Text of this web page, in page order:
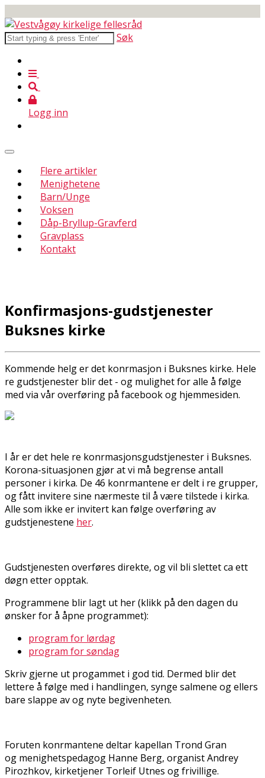
Søk
Logg inn
Flere artikler
Menighetene
Barn/Unge
Voksen
Dåp-Bryllup-Gravferd
Gravplass
Kontakt
Konfirmasjons-gudstjenester
Buksnes kirke
Kommende helg er det konfirmasjon i Buksnes kirke. Hele
fire gudstjenester blir det - og mulighet for alle å følge
med via vår overføring på facebook og hjemmesiden.
I år er det hele fire konfirmasjonsgudstjenester i Buksnes.
Korona-situasjonen gjør at vi må begrense antall
personer i kirka. De 46 konfirmantene er delt i fire grupper,
og fått invitere sine nærmeste til å være tilstede i kirka.
Alle som ikke er invitert kan følge overføring av
gudstjenestene her.
Gudstjenesten overføres direkte, og vil bli slettet ca ett
døgn etter opptak.
Programmene blir lagt ut her (klikk på den dagen du
ønsker for å åpne programmet):
program for lørdag
program for søndag
Skriv gjerne ut progammet i god tid. Dermed blir det
lettere å følge med i handlingen, synge salmene og ellers
bare slappe av og nyte begivenheten.
Foruten konfirmantene deltar kapellan Trond Gran
og menighetspedagog Hanne Berg, organist Andrey
Pirozhkov, kirketjener Torleif Utnes og frivillige.